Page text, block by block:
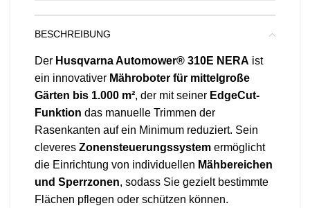
BESCHREIBUNG
Der Husqvarna Automower® 310E NERA ist
ein innovativer Mähroboter für mittelgroße
Gärten bis 1.000 m², der mit seiner EdgeCut-
Funktion das manuelle Trimmen der
Rasenkanten auf ein Minimum reduziert. Sein
cleveres Zonensteuerungssystem ermöglicht
die Einrichtung von individuellen Mähbereichen
und Sperrzonen, sodass Sie gezielt bestimmte
Flächen pflegen oder schützen können.